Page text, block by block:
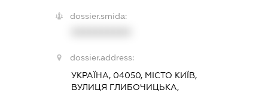
dossier.smida:
dossier.address:
УКРАЇНА, 04050, МІСТО КИЇВ,
ВУЛИЦЯ ГЛИБОЧИЦЬКА,